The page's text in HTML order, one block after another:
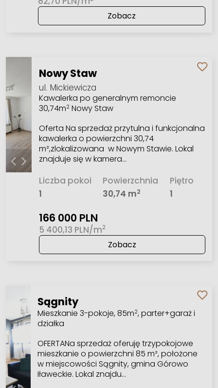
Zobacz
Nowy Staw
ul. Mickiewicza
Kawalerka po generalnym remoncie
30,74m2 Nowy Staw
Oferta Na sprzedaż przytulna i funkcjonalna
kawalerka o powierzchni 30,74
m²,zlokalizowana w Nowym Stawie. Lokal
znajduje się w kamera…
Liczba pokoi
1
Powierzchnia
30,74 m2
Piętro
1
166 000 PLN
5 400,13 PLN/m2
Zobacz
Sągnity
Mieszkanie 3-pokoje, 85m2, parter+garaż i
działka
OFERTANa sprzedaż oferuję trzypokojowe
mieszkanie o powierzchni 85 m², położone
w miejscowości Sągnity, gmina Górowo
Iławeckie. Lokal znajdu…